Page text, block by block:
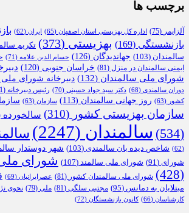
برچسب ها
آلزایمر (75) اداره کل بهزیستی استان اصفهان (65) ایران (62)
بازنشستگی (169) بهزیستی (373) تکریم
سالمندان (103) جهاندیدگان (126) حسام الدین علامه (71)
ایمنی سالمندان در منزل (81) خراسان جنوبی (120)
شورای ملی سالمندان (132) دبیرخانه شورای
دوران سالمندی (68) دکتر سید جواد حسینی (70) رئیس دبیرخانه (81)
کشور (63) روز جهانی سالمندان (113) سازمان (63)
سازمان بهزیستی کشور (310) سالخورده
(534)
سالمندان (2247)
(62)
شاخص دیده بان سالمندی (103) شهر دوستدار
شورای (91) شورای ملی سالمند (107)
شورای
(428)
شورای ملی سالمندان کشور (81) عصرایرانیان (69)
مبتلایان به دمانس (95) مجتبی سلگی (81) ملی (79) نحوی
کارشناسان (66) کانون بازنشستگان (72)